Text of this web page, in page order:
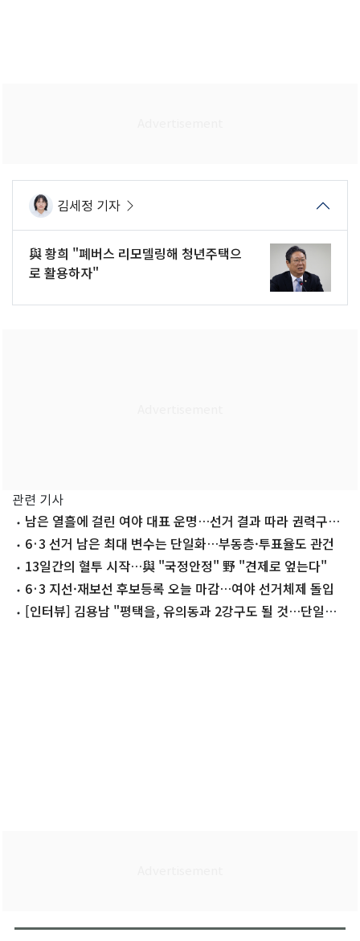
김세정 기자
與 황희 "폐버스 리모델링해 청년주택으
로 활용하자"
관련 기사
남은 열흘에 걸린 여야 대표 운명…선거 결과 따라 권력구도
재편6·3 선거 남은 최대 변수는 단일화…부동층·투표율도 관건
13일간의 혈투 시작…與 "국정안정" 野 "견제로 엎는다"
6·3 지선·재보선 후보등록 오늘 마감…여야 선거체제 돌입
[인터뷰] 김용남 "평택을, 유의동과 2강구도 될 것…단일화,